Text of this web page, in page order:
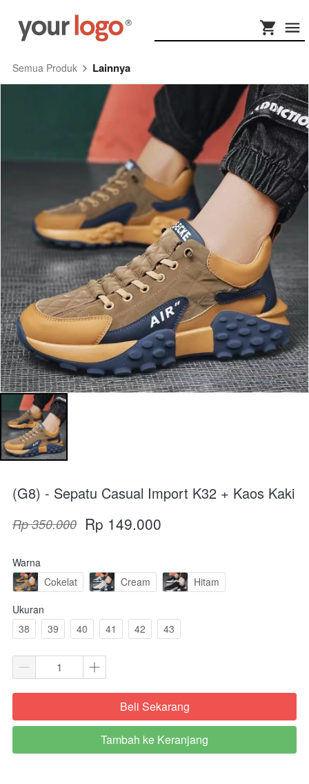
Semua Produk Lainnya
(G8) - Sepatu Casual Import K32 + Kaos Kaki
Rp 350.000 Rp 149.000
Warna
Cokelat
Cream
Hitam
Ukuran
38
39 40 41 42 43
`Beli Sekarang
`
Tambah ke Keranjang